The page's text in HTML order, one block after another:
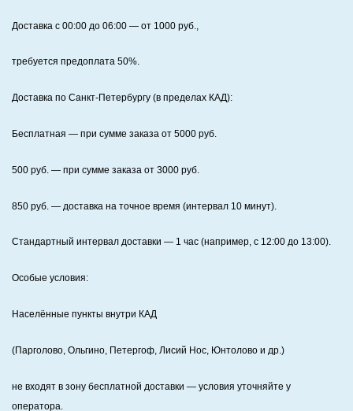
Доставка с 00:00 до 06:00 — от 1000 руб.,
требуется предоплата 50%.
Доставка по Санкт‑Петербургу (в пределах КАД):
Бесплатная — при сумме заказа от 5000 руб.
500 руб. — при сумме заказа от 3000 руб.
850 руб. — доставка на точное время (интервал 10 минут).
Стандартный интервал доставки — 1 час (например, с 12:00 до 13:00).
Особые условия:
Населённые пункты внутри КАД
(Парголово, Ольгино, Петергоф, Лисий Нос, Юнтолово и др.)
не входят в зону бесплатной доставки — условия уточняйте у
оператора.